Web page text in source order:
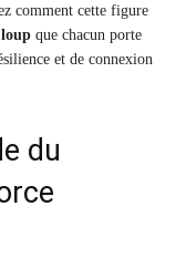
comment cette figure
que chacun porte
et de connexion
du